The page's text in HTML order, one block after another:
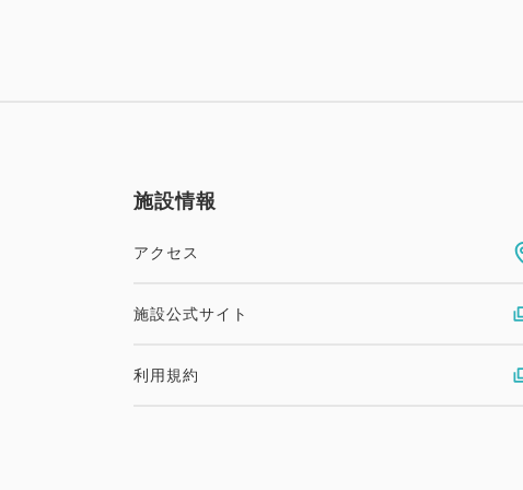
施設情報
アクセス
施設公式サイト
利用規約